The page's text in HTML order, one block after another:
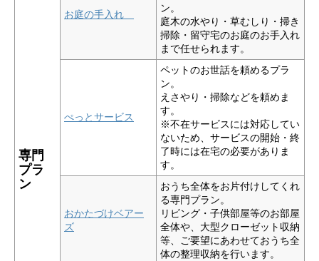
専門
プラ
ン
お庭の手入れ
ン。
庭木の水やり・草むしり・掃き
掃除・留守宅のお庭のお手入れ
まで任せられます。
ぺっとサービス
ペットのお世話を頼めるプラ
ン。
えさやり・掃除などを頼めま
す。
※不在サービスには対応してい
ないため、サービスの開始・終
了時には在宅の必要がありま
す。
おかたづけベアー
ズ
おうち全体をお片付けしてくれ
る専門プラン。
リビング・子供部屋等のお部屋
全体や、 大型クローゼット収納
等、ご要望にあわせておうち全
体の整理収納を行います。